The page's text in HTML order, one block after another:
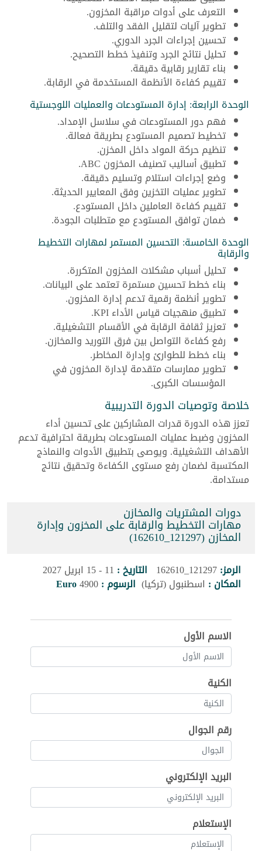
التعرف على أدوات مراقبة المخزون.
تطوير آليات لتقليل الفقد والتلف.
تحسين إجراءات الجرد الدوري.
تحليل نتائج الجرد وتنفيذ خطط التصحيح.
بناء تقارير رقابية دقيقة.
تقييم كفاءة الأنظمة المستخدمة في الرقابة.
الوحدة الرابعة: إدارة المستودعات والعمليات اللوجستية
فهم دور المستودعات في سلاسل الإمداد.
تخطيط تصميم المستودع بطريقة فعالة.
تنظيم حركة المواد داخل المخزن.
تطبيق أساليب تصنيف المخزون ABC.
وضع إجراءات استلام وتسليم دقيقة.
تطوير عمليات التخزين وفق المعايير الحديثة.
تقييم كفاءة العاملين داخل المستودع.
ضمان توافق المستودع مع متطلبات الجودة.
الوحدة الخامسة: التحسين المستمر لمهارات التخطيط
والرقابة
تحليل أسباب مشكلات المخزون المتكررة.
بناء خطط تحسين مستمرة تعتمد على البيانات.
تطوير أنظمة رقمية تدعم إدارة المخزون.
تطبيق منهجيات قياس الأداء KPI.
تعزيز ثقافة الرقابة في الأقسام التشغيلية.
رفع كفاءة التواصل بين فرق التوريد والمخازن.
بناء خطط للطوارئ وإدارة المخاطر.
تطوير ممارسات متقدمة لإدارة المخزون في
المؤسسات الكبرى.
خلاصة وتوصيات الدورة التدريبية
تعزز هذه الدورة قدرات المشاركين على تحسين أداء
المخزون وضبط عمليات المستودعات بطريقة احترافية تدعم
الأهداف التشغيلية. ويوصى بتطبيق الأدوات والنماذج
المكتسبة لضمان رفع مستوى الكفاءة وتحقيق نتائج
مستدامة.
دورات المشتريات والمخازن
مهارات التخطيط والرقابة على المخزون وإدارة
المخازن (121297_162610)
الرمز:121297_162610 التاريخ : 11 - 15 ابريل 2027
المكان : اسطنبول (تركيا) الرسوم :4900
Euro
الاسم الأول
الكنية
رقم الجوال
البريد الإلكتروني
الإستعلام